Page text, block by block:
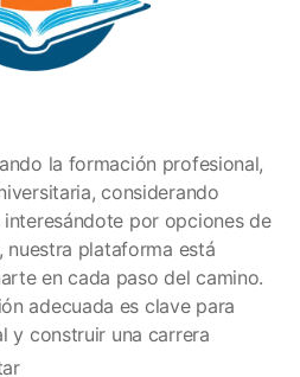
la formación profesional,
considerando
por opciones de
nuestra plataforma está
en cada paso del camino.
adecuada es clave para
y construir una carrera